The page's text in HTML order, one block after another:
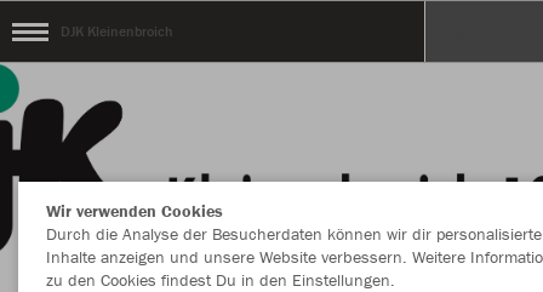
DJK Kleinenbroich
Wir verwenden Cookies
Durch die Analyse der Besucherdaten können wir dir personalisierte
Inhalte anzeigen und unsere Website verbessern. Weitere
zu den Cookies findest Du in den Einstellungen.